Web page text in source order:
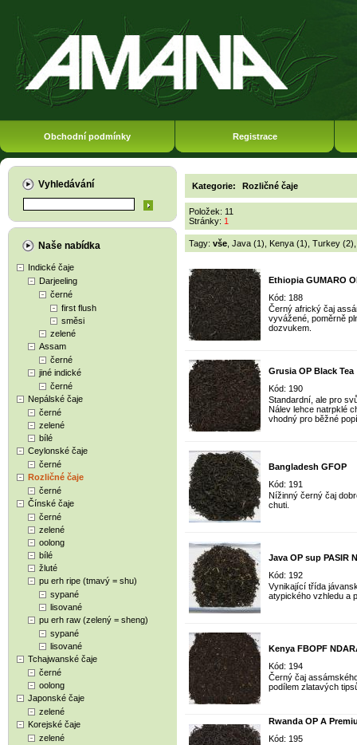
Obchodní podmínky Registrace
Vyhledávání
Naše nabídka
Indické čaje
Darjeeling
černé
first flush
směsi
zelené
Assam
černé
jiné indické
černé
Nepálské čaje
černé
zelené
bílé
Ceylonské čaje
černé
Rozličné čaje
černé
Čínské čaje
černé
zelené
oolong
bílé
žluté
pu erh ripe (tmavý = shu)
sypané
lisované
pu erh raw (zelený = sheng)
sypané
lisované
Tchajwanské čaje
černé
oolong
Japonské čaje
zelené
Korejské čaje
zelené
Kategorie: Rozličné čaje
Položek: 11
Stránky: 1
Tagy: vše Java (1) Kenya (1) Turkey (2)
Ethiopia GUMARO
Kód: 188
Černý africký čaj
vyvážené, poměrně
dozvukem.
Grusia OP Black Tea
Kód: 190
Standardní, ale pro
Nálev lehce natrpklé
vhodný pro běžné
Bangladesh GFOP
Kód: 191
Nížinný černý čaj
chuti.
Java OP sup PASIR
Kód: 192
Vynikající třída
atypického vzhledu a
Kenya FBOPF
Kód: 194
Černý čaj
podílem zlatavých
Rwanda OP A
Kód: 195